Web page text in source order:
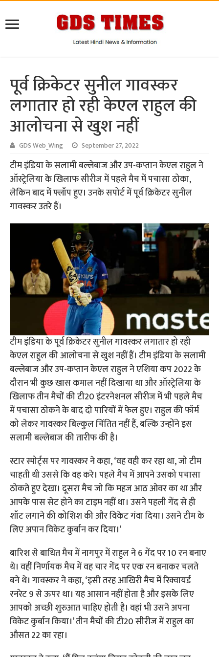
पूर्व क्रिकेटर सुनील गावस्कर
लगातार हो रही केएल राहुल की
आलोचना से खुश नहीं
GDS Web_Wing September 27, 2022
टीम इंडिया के सलामी बल्लेबाज और उप-कप्तान केएल राहुल ने
ऑस्ट्रेलिया के खिलाफ सीरीज में पहले मैच में पचासा ठोका,
लेकिन बाद में फ्लॉप हुए। उनके सपोर्ट में पूर्व क्रिकेटर सुनील
गावस्कर उतरे हैं।
टीम इंडिया के पूर्व क्रिकेटर सुनील गावस्कर लगातार हो रही
केएल राहुल की आलोचना से खुश नहीं हैं। टीम इंडिया के सलामी
बल्लेबाज और उप-कप्तान केएल राहुल ने एशिया कप 2022 के
दौरान भी कुछ खास कमाल नहीं दिखाया था और ऑस्ट्रेलिया के
खिलाफ तीन मैचों की टी20 इंटरनेशनल सीरीज में भी पहले मैच
में पचासा ठोकने के बाद दो पारियों में फेल हुए। राहुल की फॉर्म
को लेकर गावस्कर बिल्कुल चिंतित नहीं हैं, बल्कि उन्होंने इस
सलामी बल्लेबाज की तारीफ की है।
स्टार स्पोर्ट्स पर गावस्कर ने कहा, ‘वह वही कर रहा था, जो टीम
चाहती थी उससे कि वह करे। पहले मैच में आपने उसको पचासा
ठोकते हुए देखा। दूसरा मैच जो कि महज आठ ओवर का था और
आपके पास सेट होने का टाइम नहीं था। उसने पहली गेंद से ही
शॉट लगाने की कोशिश की और विकेट गंवा दिया। उसने टीम के
लिए अपान विकेट कुर्बान कर दिया।’
बारिश से बाधित मैच में नागपुर में राहुल ने 6 गेंद पर 10 रन बनाए
थे। वहीं निर्णायक मैच में वह चार गेंद पर एक रन बनाकर चलते
बने थे। गावस्कर ने कहा, ‘इसी तरह आखिरी मैच में रिक्वायर्ड
रनरेट 9 से ऊपर था। यह आसान नहीं होता है और इसके लिए
आपको अच्छी शुरुआत चाहिए होती है। वहां भी उसने अपना
विकेट कुर्बान किया।’ तीन मैचों की टी20 सीरीज में राहुल का
औसत 22 का रहा।